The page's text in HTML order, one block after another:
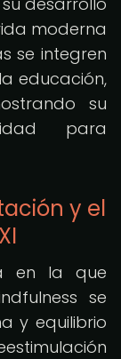
moderna
se integren
educación,
su
para
y el
en la que
se
y equilibrio